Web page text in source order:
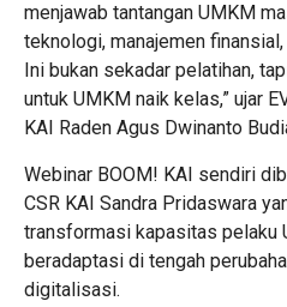
menjawab tantangan UMKM
teknologi, manajemen
Ini bukan sekadar pelatihan,
untuk UMKM naik kelas,” ujar
KAI Raden Agus Dwinanto
Webinar BOOM! KAI sendiri
CSR KAI Sandra Pridaswara
transformasi kapasitas pelaku
beradaptasi di tengah
digitalisasi.